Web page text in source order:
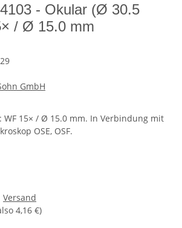
- Okular (Ø 30.5
/ Ø 15.0 mm
GmbH
WF 15× / Ø 15.0 mm. In Verbindung mit
OSE, OSF.
Versand
4,16 €)